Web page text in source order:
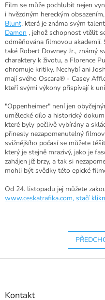
Film se může pochlubit nejen
i hvězdným hereckým
Blunt, která je známa svým
Damon , jehož schopnost vtělit
odměňována filmovou
také Robert Downey Jr., známý
charaktery k životu, a Florence
ohromuje kritiky. Nechybí ani
mají svého Oscara® - Casey
kteří svými výkony přispívají k
"Oppenheimer" není jen
umělecké dílo a historický
které byly pečlivě vybírány a
přinesly nezapomenutelný
svižnějšího počasí se můžete
který je stejně mrazivý, jako je
zahájen již brzy, a tak si
mohli být svědky této epické
Od 24. listopadu jej můžete
www.ceskatrafika.com, stačí
Z
Kontakt